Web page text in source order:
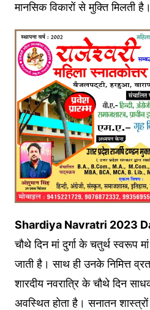
मानसिक विकारों से मुक्ति मिलती है।
Shardiya Navratri 2023
चौथे दिन मां दुर्गा के चतुर्थ स्वरूप
जाती है। साथ ही उनके निमित्त
शारदीय नवरात्रि के चौथे दिन
अवस्थित होता है। सनातन शास्त्रों